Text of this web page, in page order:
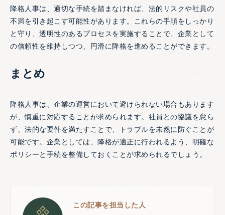
降格人事は、適切な手続を踏まなければ、法的リスクや社員の
不満を引き起こす可能性があります。これらの手順をしっかり
と守り、透明性のあるプロセスを実施することで、企業として
の信頼性を維持しつつ、円滑に降格を進めることができます。
まとめ
降格人事は、企業の運営において避けられない場合もあります
が、慎重に対応することが求められます。社員との協議を怠ら
ず、法的な要件を満たすことで、トラブルを未然に防ぐことが
可能です。企業としては、降格が適正に行われるよう、明確な
ポリシーと手続を整備しておくことが求められるでしょう。
この記事を担当した人